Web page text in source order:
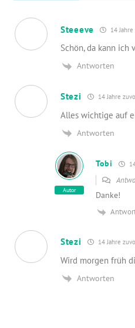
Steeeve 14
Schön, da kann ich
Antworten
Stezi 14 Jahre
Alles wichtige auf
Antworten
Autor
Tobi
Danke!
Stezi 14 Jahre
Wird morgen früh
Antworten